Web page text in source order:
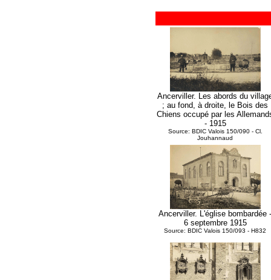
Ancerviller. Les abords du
; au fond, à droite, le Bois des
Chiens occupé par les
- 1915
Source: BDIC Valois 150/090 - Cl.
Jouhannaud
Ancerviller. L'église bombardée -
6 septembre 1915
Source: BDIC Valois 150/093 - H832